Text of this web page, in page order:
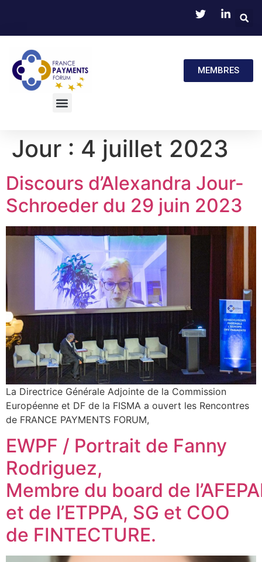
MEMBRES
Jour : 4 juillet 2023
Discours d’Alexandra Jour-
Schroeder du 29 juin 2023
La Directrice Générale Adjointe de la Commission
Européenne et DF de la FISMA a ouvert les Rencontres
de FRANCE PAYMENTS FORUM,
EWPF / Portrait de Fanny
Rodriguez,
Membre du board de
et de l’ETPPA, SG et COO
de FINTECTURE.